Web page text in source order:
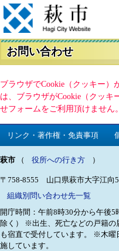
お問い合わせ
ブラウザでCookie（クッキー
は、ブラウザがCookie（クッ
せフォームをご利用頂けません。
リンク・著作権・免責事項
萩市 （ 役所への行き方 ）
〒758-8555 山口県萩市大字江向
組織別問い合わせ先一覧
開庁時間：午前8時30分から午後
除く）
※出生、死亡などの戸籍の
も宿直で受付しています。
※木曜
施しています。